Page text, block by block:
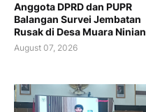
Anggota DPRD dan PUPR
Balangan Survei Jembatan
Rusak di Desa Muara Ninian
August 07, 2026